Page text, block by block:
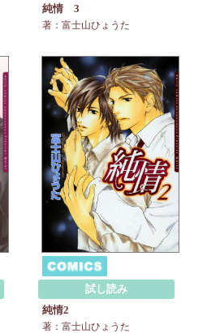
純情 3
著：富士山ひょうた
試し読み
純情2
著：富士山ひょうた